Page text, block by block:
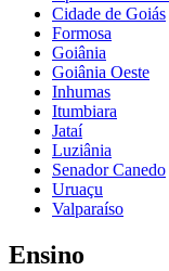
Cidade de Goiás
Formosa
Goiânia
Goiânia Oeste
Inhumas
Itumbiara
Jataí
Luziânia
Senador Canedo
Uruaçu
Valparaíso
Ensino